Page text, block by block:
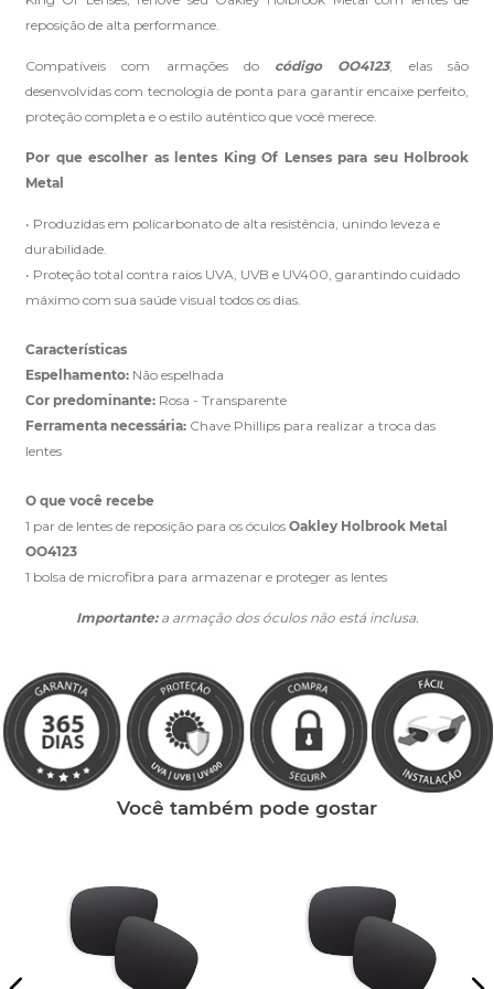
Clique aquie peça ajuda dos nossos especialistas.
reposição de alta performance.
Compatíveis com armações do código OO4123, elas são
desenvolvidas com tecnologia de ponta para garantir encaixe perfeito,
proteção completa e o estilo autêntico que você merece.
Por que escolher as lentes King Of Lenses para seu Holbrook
Metal
• Produzidas em policarbonato de alta resistência, unindo leveza e
durabilidade.
• Proteção total contra raios UVA, UVB e UV400, garantindo cuidado
máximo com sua saúde visual todos os dias.
Características
Espelhamento: Não espelhada
Cor predominante: Rosa - Transparente
Ferramenta necessária: Chave Phillips para realizar a troca das
lentes
O que você recebe
1 par de lentes de reposição para os óculos Oakley Holbrook Metal
OO4123
1 bolsa de microfibra para armazenar e proteger as lentes
Importante:a armação dos óculos não está inclusa.
Você também pode gostar